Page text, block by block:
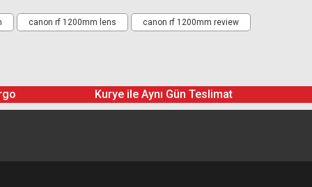
canon rf 1200mm lens canon rf 1200mm review
Kurye ile Aynı Gün Teslimat